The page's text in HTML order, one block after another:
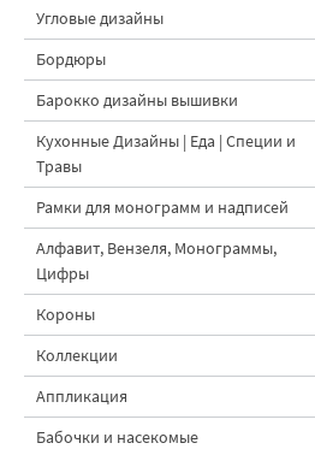
Угловые дизайны
Бордюры
Барокко дизайны вышивки
Кухонные Дизайны | Еда | Специи и
Травы
Рамки для монограмм и надписей
Алфавит, Вензеля, Монограммы,
Цифры
Короны
Коллекции
Аппликация
Бабочки и насекомые